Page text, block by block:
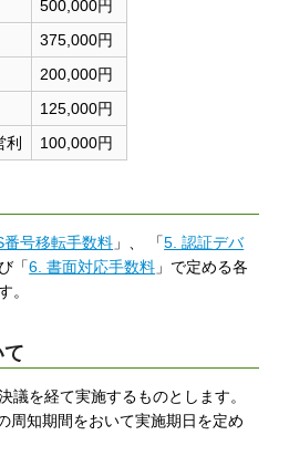
500,000円
375,000円
200,000円
125,000円
利
100,000円
号移転手数料 」、 「5. 認証デバ
「6. 書面対応手数料 」で定める各
。
議を経て実施するものとします。
周知期間をおいて実施期日を定め